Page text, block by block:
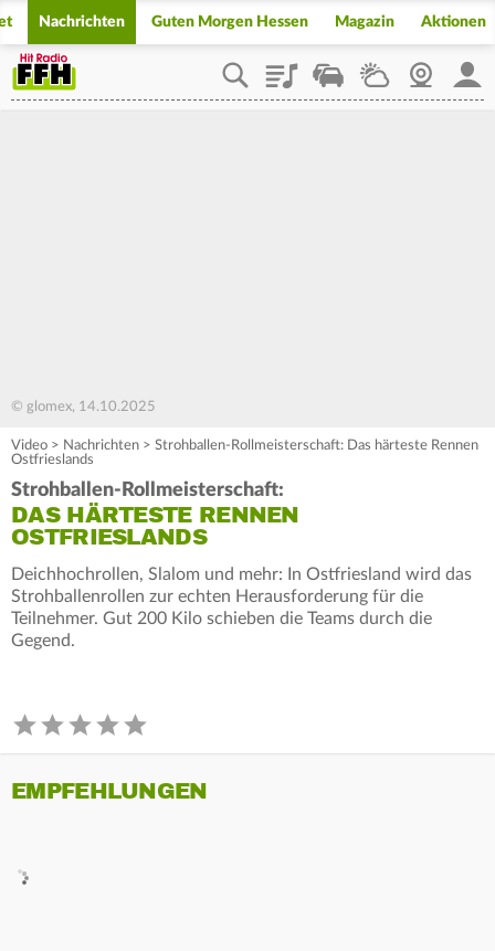
Nachrichten Guten Morgen Hessen Magazin Aktionen
PlaylistStaupilotWetterWebcam
© glomex, 14.10.2025
Video > Nachrichten > Strohballen-Rollmeisterschaft: Das härteste Rennen
Ostfrieslands
Strohballen-Rollmeisterschaft:
DAS HÄRTESTE RENNEN
OSTFRIESLANDS
Deichhochrollen, Slalom und mehr: In Ostfriesland wird das
Strohballenrollen zur echten Herausforderung für die
Teilnehmer. Gut 200 Kilo schieben die Teams durch die
Gegend.
EMPFEHLUNGEN